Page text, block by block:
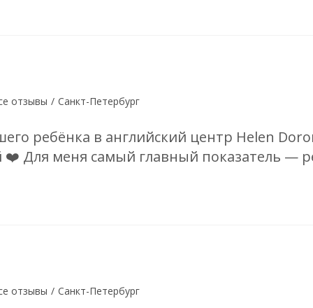
отзывы / Санкт-Петербург
ребёнка в английский центр Helen
Для меня самый главный показатель —
отзывы / Санкт-Петербург